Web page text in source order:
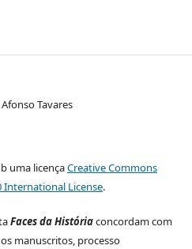
Tavares
uma licençaCreative Commons
License.
Faces da Históriaconcordam com
manuscritos, processo